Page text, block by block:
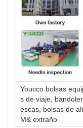
Youcco bolsas
s de viaje,
escas, bolsas de
M& extraño